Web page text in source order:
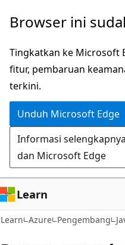
Lompati
konten
utama
Browser ini
Tingkatkan ke Microsoft
fitur, pembaruan
terkini.
Unduh Microsoft Edge
Informasi
dan Microsoft Edge
Learn
Learn Azure Pengembang